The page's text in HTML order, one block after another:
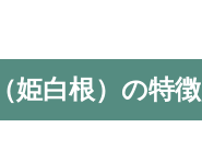
姫白根）の特徴